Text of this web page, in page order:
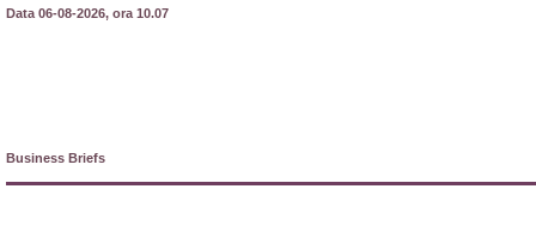
Data 06-08-2026, ora 10.07
Business Briefs